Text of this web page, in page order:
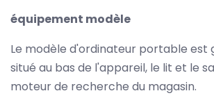
équipement modèle
Le modèle d'ordinateur portable est
situé au bas de l'appareil, le lit et le
moteur de recherche du magasin.